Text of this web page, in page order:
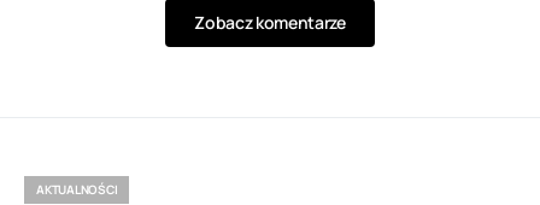
Zobacz komentarze
AKTUALNOŚCI